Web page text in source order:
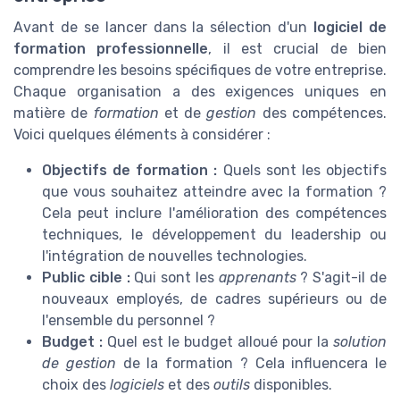
Avant de se lancer dans la sélection d'un logiciel de
formation professionnelle, il est crucial de bien
comprendre les besoins spécifiques de votre entreprise.
Chaque organisation a des exigences uniques en
matière de formation et degestion des compétences.
Voici quelques éléments à considérer :
Objectifs de formation : Quels sont les objectifs
que vous souhaitez atteindre avec la formation ?
Cela peut inclure l'amélioration des compétences
techniques, le développement du leadership ou
l'intégration de nouvelles technologies.
Public cible :Qui sont les apprenants? S'agit-il de
nouveaux employés, de cadres supérieurs ou de
l'ensemble du personnel ?
Budget : Quel est le budget alloué pour la solution
de gestion de la formation ? Cela influencera le
choix des logiciels et des outils disponibles.